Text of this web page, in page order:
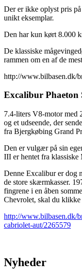
Der er ikke oplyst pris
unikt eksemplar.
Den har kun kørt 8.000
De klassiske
rammen om en af de
http://www.bilbasen.dk/
Excalibur Phaeton
7.4-liters V8-motor med
og et udseende, der
fra Bjergkøbing Grand
Den er vulgær på sin
III er hentet fra klassiske
Denne Excalibur er dog
de store skærmkasser.
fingrene i en åben
Chevrolet, skal du klikke
http://www.bilbasen.dk/
cabriolet-aut/2265579
Nyheder